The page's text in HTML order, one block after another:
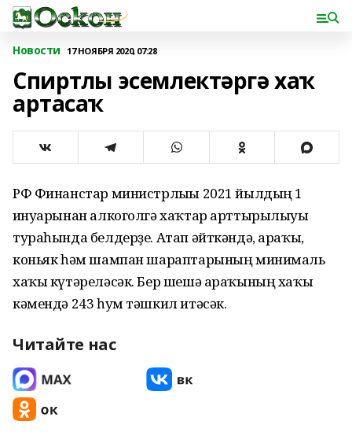
Новости 17 НОЯБРЯ 2020, 07:28
Спиртлы эсемлектәргә хаҡ
артасаҡ
РФ Финанстар министрлығы 2021 йылдың 1
ғинуарынан алкоголгә хаҡтар арттырылыуы
тураһында белдерҙе. Атап әйткәндә, араҡы,
коньяк һәм шампан шараптарының минималь
хаҡы күтәреләсәк. Бер шешә араҡының хаҡы
кәмендә 243 һум тәшкил итәсәк.
Читайте нас